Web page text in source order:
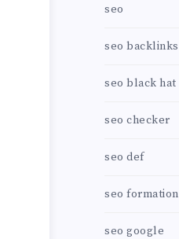
seo
seo backlinks
seo black hat
seo checker
seo def
seo formation
seo google